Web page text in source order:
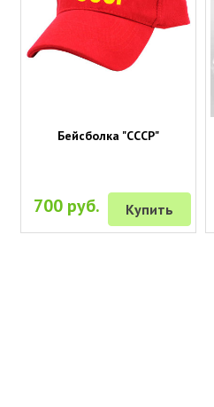
Бейсболка "СССР"
700 руб. Купить